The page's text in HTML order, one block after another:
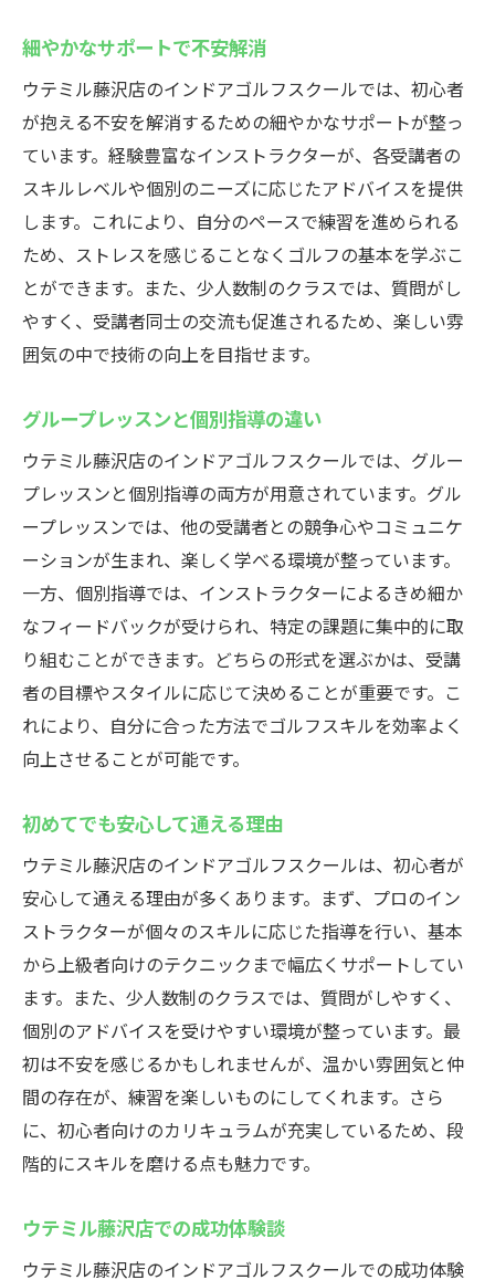
細やかなサポートで不安解消
ウテミル藤沢店のインドアゴルフスクールでは、初心者
が抱える不安を解消するための細やかなサポートが整っ
ています。経験豊富なインストラクターが、各受講者の
スキルレベルや個別のニーズに応じたアドバイスを提供
します。これにより、自分のペースで練習を進められる
ため、ストレスを感じることなくゴルフの基本を学ぶこ
とができます。また、少人数制のクラスでは、質問がし
やすく、受講者同士の交流も促進されるため、楽しい雰
囲気の中で技術の向上を目指せます。
グループレッスンと個別指導の違い
ウテミル藤沢店のインドアゴルフスクールでは、グルー
プレッスンと個別指導の両方が用意されています。グル
ープレッスンでは、他の受講者との競争心やコミュニケ
ーションが生まれ、楽しく学べる環境が整っています。
一方、個別指導では、インストラクターによるきめ細か
なフィードバックが受けられ、特定の課題に集中的に取
り組むことができます。どちらの形式を選ぶかは、受講
者の目標やスタイルに応じて決めることが重要です。こ
れにより、自分に合った方法でゴルフスキルを効率よく
向上させることが可能です。
初めてでも安心して通える理由
ウテミル藤沢店のインドアゴルフスクールは、初心者が
安心して通える理由が多くあります。まず、プロのイン
ストラクターが個々のスキルに応じた指導を行い、基本
から上級者向けのテクニックまで幅広くサポートしてい
ます。また、少人数制のクラスでは、質問がしやすく、
個別のアドバイスを受けやすい環境が整っています。最
初は不安を感じるかもしれませんが、温かい雰囲気と仲
間の存在が、練習を楽しいものにしてくれます。さら
に、初心者向けのカリキュラムが充実しているため、段
階的にスキルを磨ける点も魅力です。
ウテミル藤沢店での成功体験談
ウテミル藤沢店のインドアゴルフスクールでの成功体験